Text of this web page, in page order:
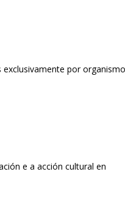
por
e a acción cultural en